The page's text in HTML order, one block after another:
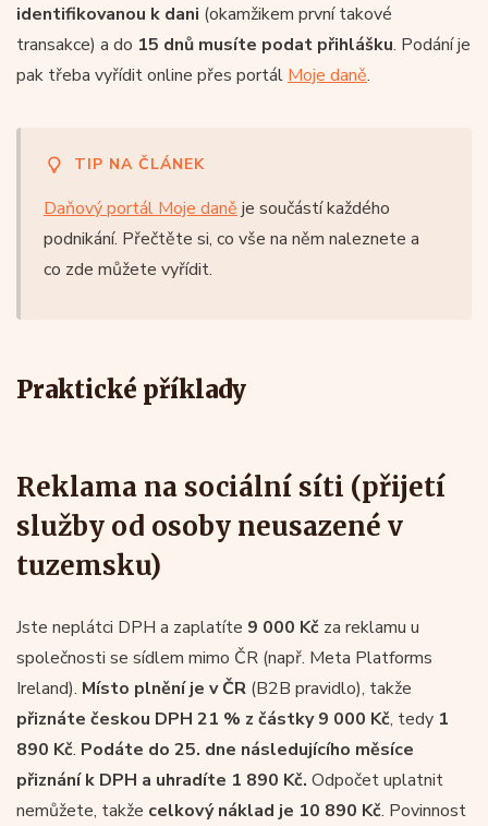
identifikovanou k dani (okamžikem první takové
transakce) a do 15 dnů musíte podat přihlášku. Podání je
pak třeba vyřídit online přes portál Moje daně.
TIP NA ČLÁNEK
Daňový portál Moje daně je součástí každého
podnikání. Přečtěte si, co vše na něm naleznete a
co zde můžete vyřídit.
Praktické příklady
Reklama na sociální síti (přijetí
služby od osoby neusazené v
tuzemsku)
Jste neplátci DPH a zaplatíte 9 000 Kč za reklamu u
společnosti se sídlem mimo ČR (např. Meta Platforms
Ireland). Místo plnění je v ČR (B2B pravidlo), takže
přiznáte českou DPH 21 % z částky 9 000 Kč, tedy 1
890 Kč. Podáte do 25. dne následujícího měsíce
přiznání k DPH a uhradíte 1 890 Kč. Odpočet uplatnit
nemůžete, takže celkový náklad je 10 890 Kč. Povinnost